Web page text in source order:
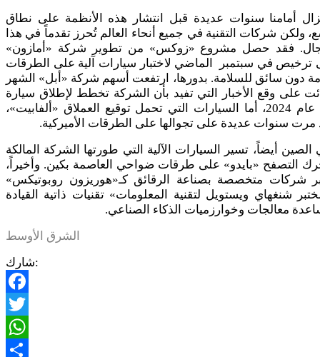
أمامنا سنوات عديدة قبل انتشار هذه الأنظمة على نطاق
ولكن شركات التقنية في جميع أنحاء العالم تُحرز تقدماً في هذا
فقد حصل مشروع «زوكس» من تطوير شركة «أمازون»
ترخيص في سبتمبر الماضي لاختبار سيارات آلية على الطرقات
دون سائق للسلامة. بدورها، ارتفعت أسهم شركة «أبل» الشهر
على وقع الأخبار التي تفيد بأن الشركة تخطط لإطلاق سيارة
آلية عام 2024، أما السيارات التي تحمل توقيع العملاق «ألفابيت»،
مرت سنوات عديدة على تجوالها على الطرقات الأميركية.
الصين أيضاً، تسير السيارات الآلية التي طورتها الشركة المالكة
التصفح «بايدو» على طرقات ضواحي العاصمة بكين. وأخيراً،
شركات متخصصة بصناعة الرقائق كـ«هوريزون روبوتيكس»
شنغهاي ويستويل لتقنية المعلومات» تقنيات ذاتية القيادة
معالجات وخوارزميات الذكاء الصناعي.
الشرق الأوسط
شارك:
Facebook
Twitter
WhatsApp